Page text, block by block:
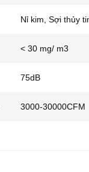
Nỉ kim, Sợi thủy
< 30 mg/ m3
75dB
3000-30000CFM